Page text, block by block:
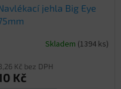
jehla Big Eye
Skladem (1394 ks)
Kč bez DPH
Kč